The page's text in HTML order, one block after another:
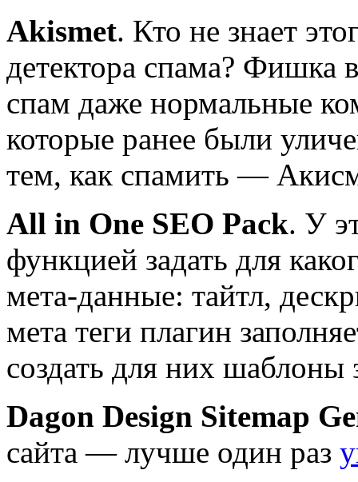
Akismet. Кто не знает
детектора спама? Фишка
спам даже нормальные
которые ранее были
тем, как спамить —
All in One SEO Pack. У
функцией задать для
мета-данные: тайтл,
мета теги плагин
создать для них шаблоны
Dagon Design Sitemap
сайта — лучше один раз